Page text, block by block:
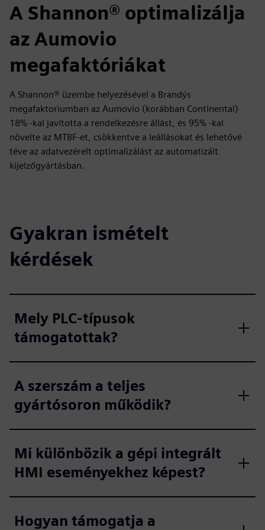
A Shannon® optimalizálja
az Aumovio
megafaktóriákat
A Shannon® üzembe helyezésével a Brandýs
megafaktoriumban az Aumovio (korábban Continental)
18% -kal javította a rendelkezésre állást, és 95% -kal
növelte az MTBF-et, csökkentve a leállásokat és lehetővé
téve az adatvezérelt optimalizálást az automatizált
kijelzőgyártásban.
Gyakran ismételt
kérdések
Mely PLC-típusok
támogatottak?
A szerszám a teljes
gyártósoron működik?
Mi különbözik a gépi integrált
HMI eseményekhez képest?
Hogyan támogatja a